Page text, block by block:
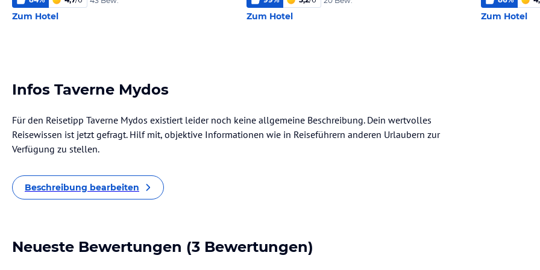
Zum Hotel Zum Hotel Zum Hotel
Infos Taverne Mydos
Für den Reisetipp Taverne Mydos existiert leider noch keine allgemeine Beschreibung. Dein wertvolles
Reisewissen ist jetzt gefragt. Hilf mit, objektive Informationen wie in Reiseführern anderen Urlaubern zur
Verfügung zu stellen.
Beschreibung bearbeiten
Neueste Bewertungen (3 Bewertungen)